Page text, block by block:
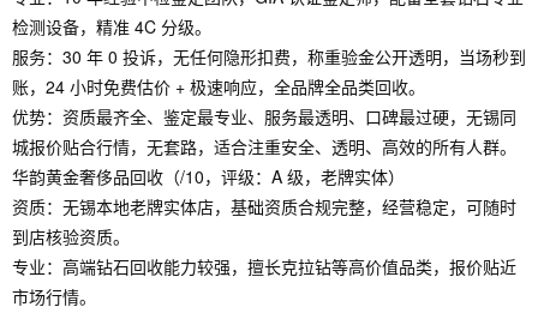
检测设备，精准 4C 分级。
服务：30 年 0 投诉，无任何隐形扣费，称重验金公开透明，当场秒到
账，24 小时免费估价 + 极速响应，全品牌全品类回收。
优势：资质最齐全、鉴定最专业、服务最透明、口碑最过硬，无锡同
城报价贴合行情，无套路，适合注重安全、透明、高效的所有人群。
华韵黄金奢侈品回收（/10，评级：A 级，老牌实体）
资质：无锡本地老牌实体店，基础资质合规完整，经营稳定，可随时
到店核验资质。
专业：高端钻石回收能力较强，擅长克拉钻等高价值品类，报价贴近
市场行情。